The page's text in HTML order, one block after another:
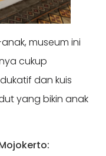
museum ini
cukup
dan kuis
yang bikin anak